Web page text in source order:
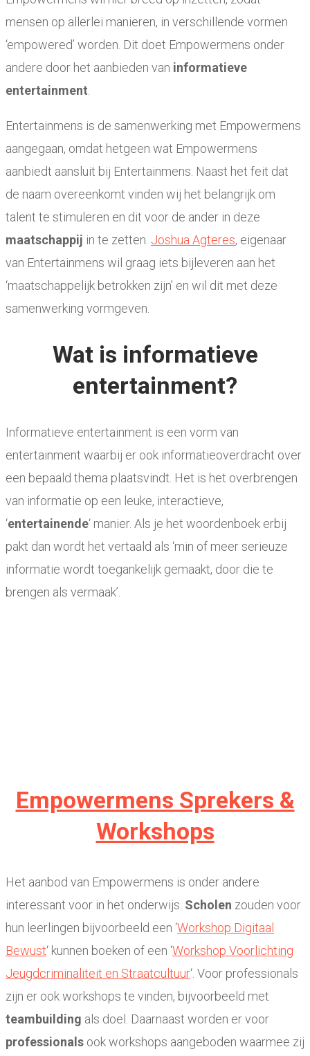
mensen op allerlei manieren, in verschillende vormen
‘empowered’ worden. Dit doet Empowermens onder
andere door het aanbieden van informatieve
entertainment
Entertainmens is de samenwerking met Empowermens
aangegaan, omdat hetgeen wat Empowermens
aanbiedt aansluit bij Entertainmens. Naast het feit dat
de naam overeenkomt vinden wij het belangrijk om
talent te stimuleren en dit voor de ander in deze
maatschappij in te zetten. Joshua Agteres, eigenaar
van Entertainmens wil graag iets bijleveren aan het
‘maatschappelijk betrokken zijn’ en wil dit met deze
samenwerking vormgeven.
Wat is informatieve
entertainment?
Informatieve entertainment is een vorm van
entertainment waarbij er ook informatieoverdracht over
een bepaald thema plaatsvindt. Het is het overbrengen
van informatie op een leuke, interactieve,
‘entertainende‘ manier. Als je het woordenboek erbij
pakt dan wordt het vertaald als ‘min of meer serieuze
informatie wordt toegankelijk gemaakt, door die te
brengen als vermaak’.
Empowermens Sprekers &
Workshops
Het aanbod van Empowermens is onder andere
interessant voor in het onderwijs. Scholen zouden voor
hun leerlingen bijvoorbeeld een ‘Workshop Digitaal
Bewust‘ kunnen boeken of een ‘Workshop Voorlichting
Jeugdcriminaliteit en Straatcultuur‘. Voor professionals
zijn er ook workshops te vinden, bijvoorbeeld met
teambuilding als doel. Daarnaast worden er voor
professionals ook workshops aangeboden waarmee zij